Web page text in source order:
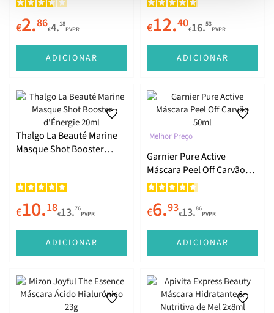
€2.86€4.18
PVPR
ADICIONAR
€12.40€16.53
PVPR
ADICIONAR
Thalgo La Beauté Marine
Masque Shot Booster
€10.18€13.76
PVPR
ADICIONAR
Melhor Preço
Garnier Pure Active
Máscara Peel Off Carvão
50ml
€6.93€13.86
PVPR
ADICIONAR